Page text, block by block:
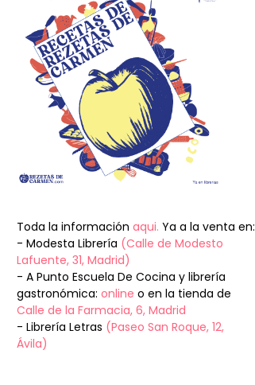
Toda la información aqui. Ya a la venta en:
- Modesta Librería (Calle de Modesto
Lafuente, 31, Madrid)
- A Punto Escuela De Cocina y librería
gastronómica: online o en la tienda de
Calle de la Farmacia, 6, Madrid
- Librería Letras (Paseo San Roque, 12,
Ávila)